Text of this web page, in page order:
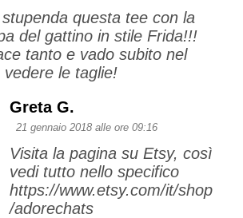
questa tee con la
del gattino in stile Frida!!!
tanto e vado subito nel
vedere le taglie!
Greta G.
21 gennaio 2018 alle ore 09:16
Visita la pagina su Etsy, così
vedi tutto nello specifico
https://www.etsy.com/it/shop
/adorechats